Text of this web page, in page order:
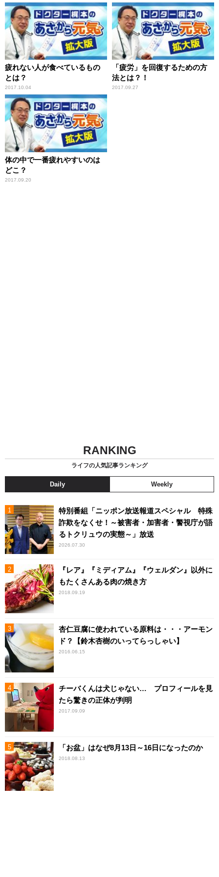
疲れない人が食べているもの
とは？
2017.10.04
「疲労」を回復するための方
法とは？！
2017.09.27
体の中で一番疲れやすいのは
どこ？
2017.09.20
RANKING
ライフの人気記事ランキング
Daily Weekly
特別番組「ニッポン放送報道スペシャル 特殊
詐欺をなくせ！～被害者・加害者・警視庁が語
るトクリュウの実態～」放送
2026.07.30
『レア』『ミディアム』『ウェルダン』以外に
もたくさんある肉の焼き方
2018.09.19
杏仁豆腐に使われている原料は・・・アーモン
ド？【鈴木杏樹のいってらっしゃい】
2016.06.15
チーバくんは犬じゃない… プロフィールを見
たら驚きの正体が判明
2017.09.09
「お盆」はなぜ8月13日～16日になったのか
2018.08.13